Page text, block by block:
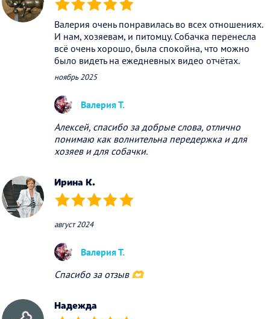
(*) (*) (*) (*) (*)
Валерия очень понравилась во всех отношениях.
И нам, хозяевам, и питомцу. Собачка перенесла
всё очень хорошо, была спокойна, что можно
было видеть на ежедневных видео отчётах.
ноябрь 2025
Валерия Т.
Алексей, спасибо за добрые слова, отлично
понимаю как волнительна передержка и для
хозяев и для собачки.
Ирина К.
(*) (*) (*) (*) (*)
август 2024
Валерия Т.
Спасибо за отзыв 🫶
Надежда